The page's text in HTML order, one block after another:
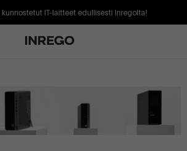
IT-laitteet edullisesti Inregolta!